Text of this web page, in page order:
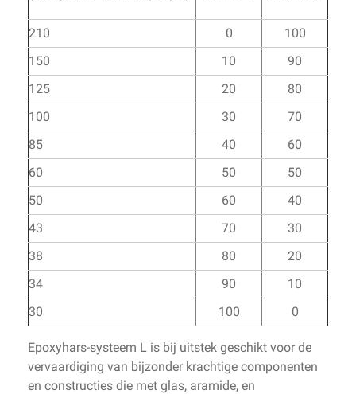
210 0
100
150
10
90
125
20
80
100
30
70
85
40
60
60
50
50
50
60
40
43
70
30
38
80
20
34
90
10
30
100 0
Epoxyhars-systeem L is bij uitstek geschikt voor de
vervaardiging van bijzonder krachtige componenten
en constructies die met glas, aramide, en